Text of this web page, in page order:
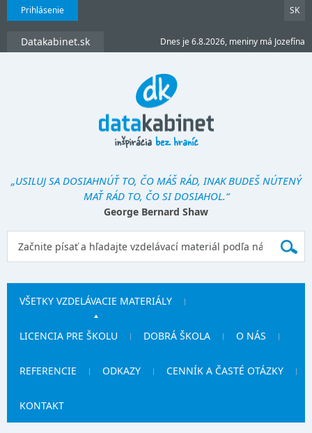
Prihlásenie SK
Datakabinet.sk Dnes je 6.8.2026, meniny má Jozefína
„USILUJ SA DOSIAHNÚŤ TO, ČO MÁŠ RÁD, INAK BUDEŠ NÚTENÝ
MAŤ RÁD TO, ČO SI DOSIAHOL.“
George Bernard Shaw
VŠETKY VZDELÁVACIE MATERIÁLY
LICENCIA PRE ŠKOLU DOBRÁ ŠKOLA O NÁS
REFERENCIE ODKAZY CENNÍK A ČASTÉ OTÁZKY
KONTAKT